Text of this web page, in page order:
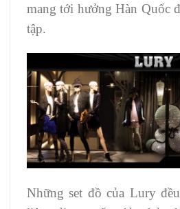
mang tới hưởng Hàn Quốc
tập.
Những set đồ của Lury